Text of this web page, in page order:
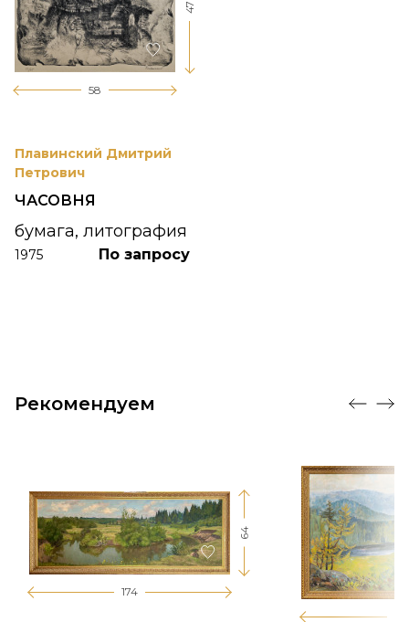
58
47
Плавинский Дмитрий
Петрович
ЧАСОВНЯ
бумага, литография
1975 По запросу
Рекомендуем
174
64